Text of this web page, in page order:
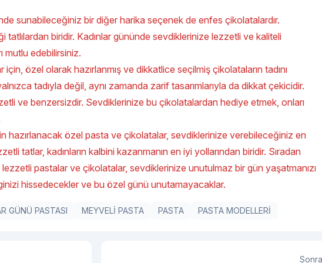
sunabileceğiniz bir diğer harika seçenek de enfes çikolatalardır.
tatlılardan biridir. Kadınlar gününde sevdiklerinize lezzetli ve kaliteli
mutlu edebilirsiniz.
için, özel olarak hazırlanmış ve dikkatlice seçilmiş çikolataların tadını
tadıyla değil, aynı zamanda zarif tasarımlarıyla da dikkat çekicidir.
ve benzersizdir. Sevdiklerinize bu çikolatalardan hediye etmek, onları
hazırlanacak özel pasta ve çikolatalar, sevdiklerinize verebileceğiniz en
tatlar, kadınların kalbini kazanmanın en iyi yollarından biridir. Sıradan
pastalar ve çikolatalar, sevdiklerinize unutulmaz bir gün yaşatmanızı
hissedecekler ve bu özel günü unutamayacaklar.
GÜNÜ PASTASI MEYVELİ PASTA PASTA PASTA MODELLERİ